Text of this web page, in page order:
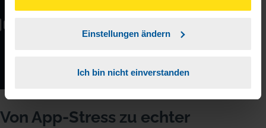
unserer➔ Datenschutzrichtliniezustimmen.
Einstellungen ändern
Ich bin nicht einverstanden
Von App-Stress zu echter